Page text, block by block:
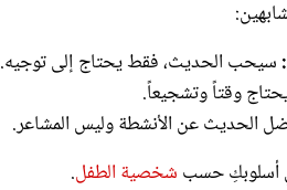
سيحب الحديث، فقط يحتاج إلى توجيه.
وقتاً وتشجيعاً.
الحديث عن الأنشطة وليس المشاعر.
أسلوبكِ حسب شخصية الطفل.